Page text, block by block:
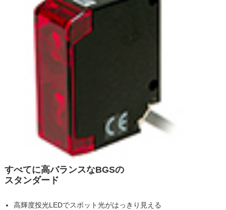
すべてに高バランスなBGSの
スタンダード
高輝度投光LEDでスポット光がはっきり見える